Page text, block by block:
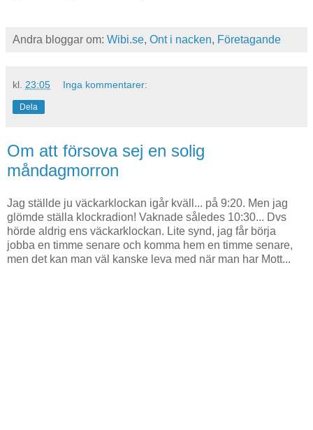
Andra bloggar om: Wibi.se, Ont i nacken, Företagande
kl. 23:05 Inga kommentarer:
Dela
Om att försova sej en solig
måndagmorron
Jag ställde ju väckarklockan igår kväll... på 9:20. Men jag
glömde ställa klockradion! Vaknade således 10:30... Dvs
hörde aldrig ens väckarklockan. Lite synd, jag får börja
jobba en timme senare och komma hem en timme senare,
men det kan man väl kanske leva med när man har Mott...